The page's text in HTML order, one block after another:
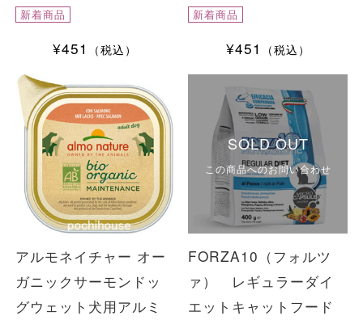
新着商品
¥451 （税込）
新着商品
¥451 （税込）
アルモネイチャー オー
ガニックサーモンドッ
グウェット犬用アルミ
SOLD OUT
この商品へのお問い合わせ
FORZA10（フォルツ
ァ） レギュラーダイ
エットキャットフード